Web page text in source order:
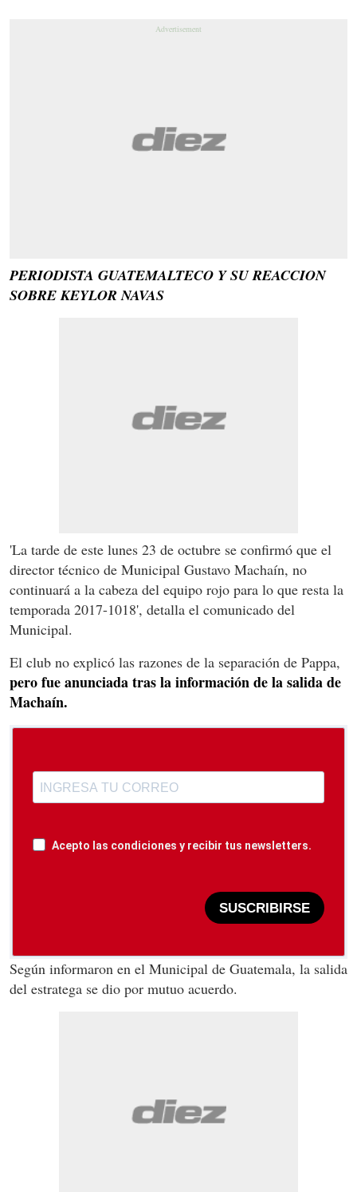
PERIODISTA GUATEMALTECO Y SU REACCION
SOBRE KEYLOR NAVAS
'La tarde de este lunes 23 de octubre se confirmó que el
director técnico de Municipal Gustavo Machaín, no
continuará a la cabeza del equipo rojo para lo que resta la
temporada 2017-1018', detalla el comunicado del
Municipal.
El club no explicó las razones de la separación de Pappa,
pero fue anunciada tras la información de la salida de
Machaín.
Acepto las condiciones y recibir tus newsletters.
SUSCRIBIRSE
Según informaron en el Municipal de Guatemala, la salida
del estratega se dio por mutuo acuerdo.